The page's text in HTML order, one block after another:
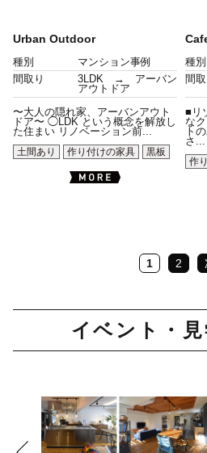
Urban Outdoor
種別
マンション事例
間取り
3LDK → アーバン
アウトドア
〜大人の隠れ家、アーバンアウト
ドア〜 ◯LDK という概念を解放し
た住まい リノベーション前...
土間あり
作り付けの家具 黒板
種別
間取
■リ
な
ト
さ...
作
1 2
イベント・